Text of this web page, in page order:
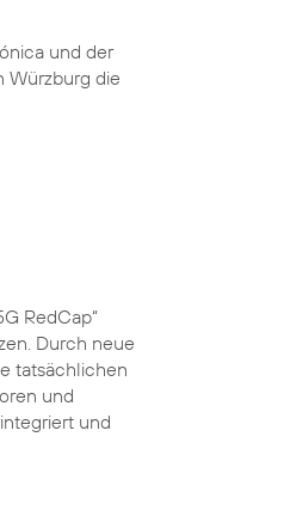
und der
Würzburg die
RedCap“
Durch neue
tatsächlichen
und
und